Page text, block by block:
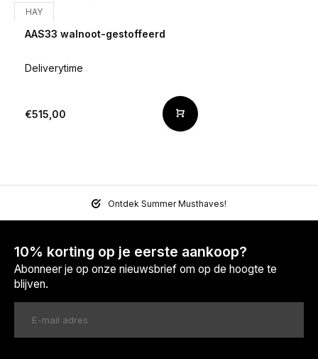
HAY
AAS33 walnoot-gestoffeerd
Deliverytime
€515,00
Ontdek Summer Musthaves!
10% korting op je eerste aankoop?
Abonneer je op onze nieuwsbrief om op de hoogte te
blijven.